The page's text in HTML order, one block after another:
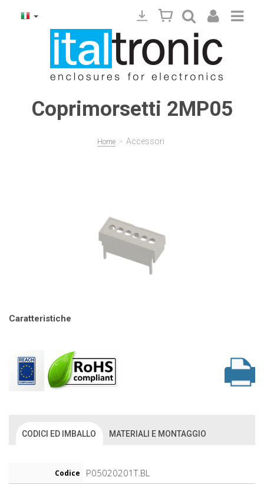
Coprimorsetti 2MP05
Home > Accessori
Caratteristiche
CODICI ED IMBALLO MATERIALI E MONTAGGIO
Codice P05020201T.BL